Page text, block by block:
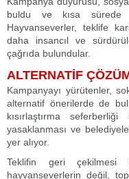
buldu ve kısa sürede
Hayvanseverler, teklife
daha insancıl ve
çağrıda bulundular.
ALTERNATİF
Kampanyayı yürütenler,
alternatif önerilerde de
kısırlaştırma
yasaklanması ve
yer alıyor.
Teklifin geri çekilmesi
hayvanseverlerin değil,